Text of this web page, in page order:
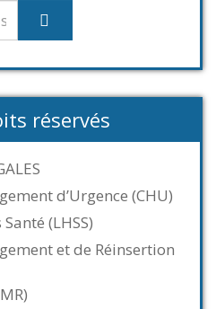
réservés
d’Urgence (CHU)
(LHSS)
et de Réinsertion